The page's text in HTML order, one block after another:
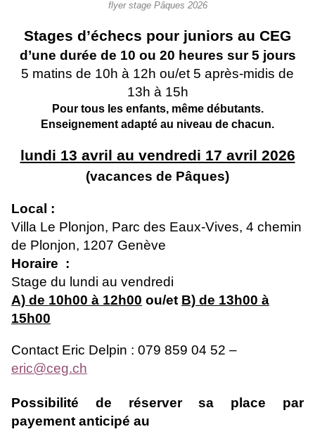
flyer stage Pâques 2026
Stages d’échecs pour juniors au CEG
d’une durée de 10 ou 20 heures sur 5 jours
5 matins de 10h à 12h ou/et 5 après-midis de
13h à 15h
Pour tous les enfants, même débutants.
Enseignement adapté au niveau de chacun.
lundi 13 avril au vendredi 17 avril 2026
(vacances de Pâques)
Local :
Villa Le Plonjon, Parc des Eaux-Vives, 4 chemin
de Plonjon, 1207 Genève
Horaire :
Stage du lundi au vendredi
A) de 10h00 à 12h00 ou/et B) de 13h00 à
15h00
Contact Eric Delpin : 079 859 04 52 –
eric@ceg.ch
Possibilité de réserver sa place par
payement anticipé au